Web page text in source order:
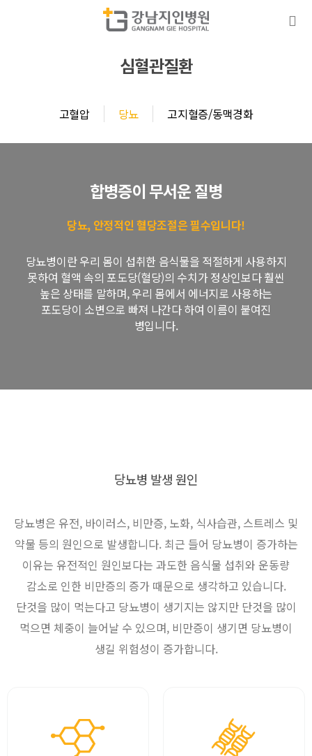
심혈관질환
고혈압 당뇨 고지혈증/동맥경화
합병증이 무서운 질병
당뇨, 안정적인 혈당조절은 필수입니다!
당뇨병이란 우리 몸이 섭취한 음식물을 적절하게 사용하지
못하여 혈액 속의 포도당(혈당)의 수치가 정상인보다훨씬
높은 상태를 말하며, 우리 몸에서 에너지로 사용하는
포도당이 소변으로 빠져 나간다 하여 이름이 붙여진
병입니다.
당뇨병 발생 원인
당뇨병은 유전, 바이러스, 비만증, 노화, 식사습관, 스트레스 및
약물 등의 원인으로 발생합니다. 최근 들어 당뇨병이 증가하는
이유는 유전적인 원인보다는 과도한 음식물 섭취와 운동량
감소로 인한 비만증의 증가 때문으로 생각하고 있습니다.
단것을 많이 먹는다고 당뇨병이 생기지는 않지만 단것을 많이
먹으면 체중이 늘어날 수 있으며, 비만증이 생기면 당뇨병이
생길 위험성이 증가합니다.